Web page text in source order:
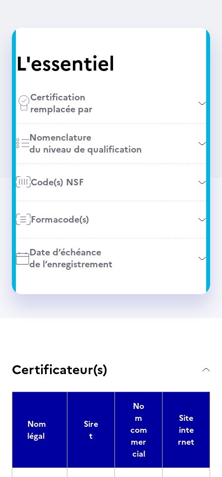
L'essentiel
Certification
remplacée par
Nomenclature
du niveau de qualification
Code(s) NSF
Formacode(s)
Date d’échéance
de l’enregistrement
Certificateur(s)
Nom
légal
Sire
t
No
m
com
mer
cial
Site
inte
rnet